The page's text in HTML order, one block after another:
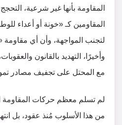
المقاومة بأنها غير شرعية،
المقاومين كـ «خونة أو أعداء
لتجنب المواجهة، وأن أي مقاومة
وأخيرًا، التهديد بالقانون
مع المحتل على تجفيف مصادر
لم تسلم معظم حركات المقاومة
من هذا الأسلوب مُنذ عقود، بل